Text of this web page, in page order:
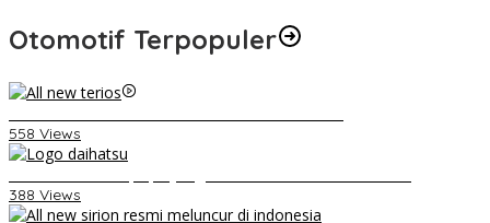
Otomotif Terpopuler
558 Views
388 Views